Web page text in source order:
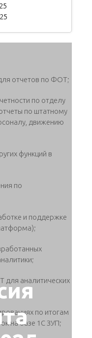
отчетов по ФОТ;
по отделу
по штатному
движению
функций в
по
и поддержке
для аналитических
по итогам
на базе 1С ЗУП;